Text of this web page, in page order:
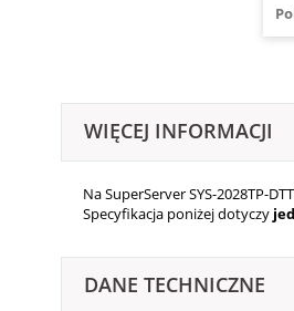
WIĘCEJ INFORMACJI
Na SuperServer SYS-2028TP-
Specyfikacja poniżej dotyczy
DANE TECHNICZNE